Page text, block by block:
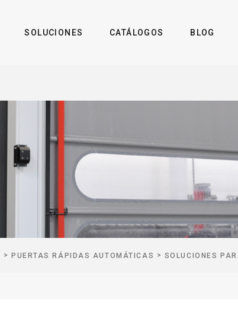
SOLUCIONES CATÁLOGOS BLOG
> PUERTAS RÁPIDAS AUTOMÁTICAS > SOLUCIONES